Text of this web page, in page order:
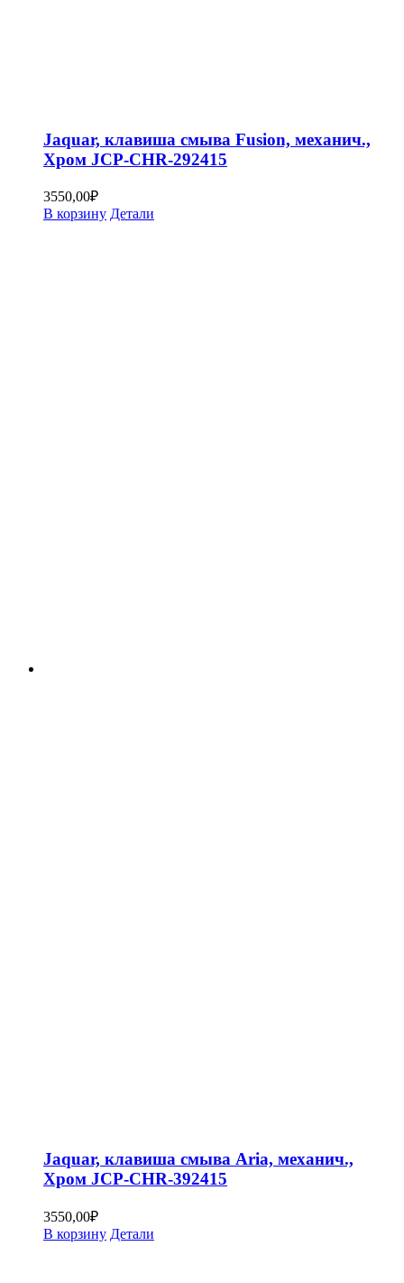
Jaquar, клавиша смыва Fusion, механич.,
Хром JCP-CHR-292415
3550,00₽
В корзину Детали
Jaquar, клавиша смыва Aria, механич.,
Хром JCP-CHR-392415
3550,00₽
В корзину Детали